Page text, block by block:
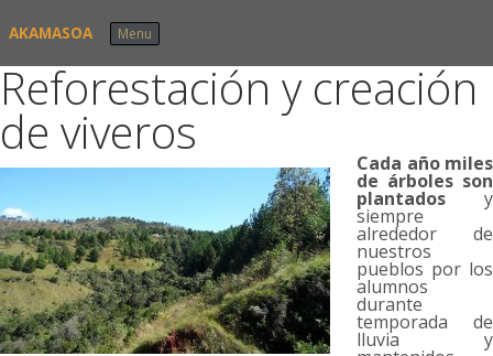
AKAMASOA Menu
Reforestación y creación
de viveros
Cada año miles
de árboles son
plantados y
siempre
alrededor de
nuestros
pueblos por los
alumnos
durante
temporada de
lluvia y